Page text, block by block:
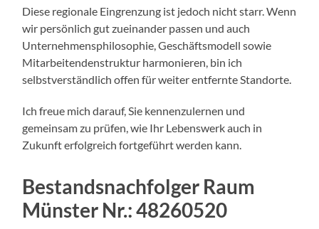
Diese regionale Eingrenzung ist jedoch nicht starr. Wenn
wir persönlich gut zueinander passen und auch
Unternehmensphilosophie, Geschäftsmodell sowie
Mitarbeitendenstruktur harmonieren, bin ich
selbstverständlich offen für weiter entfernte Standorte.
Ich freue mich darauf, Sie kennenzulernen und
gemeinsam zu prüfen, wie Ihr Lebenswerk auch in
Zukunft erfolgreich fortgeführt werden kann.
Bestandsnachfolger Raum
Münster Nr.:48260520